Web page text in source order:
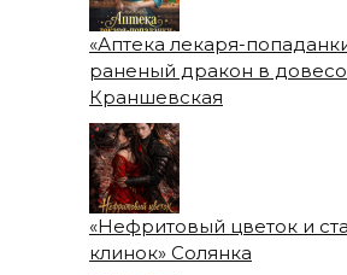
«Аптека лекаря-
раненый дракон в
Краншевская
«Нефритовый цветок и
клинок» Солянка